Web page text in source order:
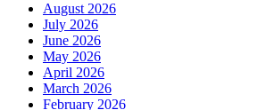
August 2026
July 2026
June 2026
May 2026
April 2026
March 2026
February 2026